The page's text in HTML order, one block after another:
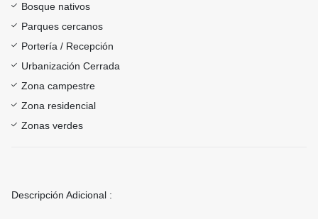
Bosque nativos
Parques cercanos
Portería / Recepción
Urbanización Cerrada
Zona campestre
Zona residencial
Zonas verdes
Descripción Adicional :